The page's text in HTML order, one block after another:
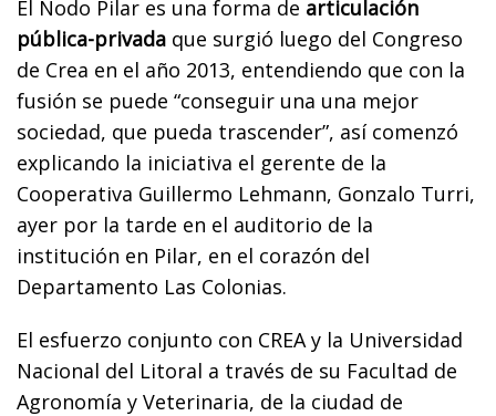
El Nodo Pilar es una forma de articulación
pública-privada que surgió luego del Congreso
de Crea en el año 2013, entendiendo que con la
fusión se puede “conseguir una una mejor
sociedad, que pueda trascender”, así comenzó
explicando la iniciativa el gerente de la
Cooperativa Guillermo Lehmann, Gonzalo Turri,
ayer por la tarde en el auditorio de la
institución en Pilar, en el corazón del
Departamento Las Colonias.
El esfuerzo conjunto con CREA y la Universidad
Nacional del Litoral a través de su Facultad de
Agronomía y Veterinaria, de la ciudad de